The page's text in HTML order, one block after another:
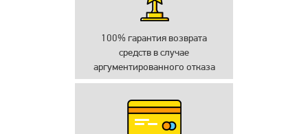
100% гарантия возврата
средств в случае
аргументированного отказа